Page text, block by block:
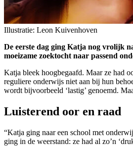
Illustratie: Leon Kuivenhoven
De eerste dag ging Katja nog vrolijk
moeizame zoektocht naar passend
Katja bleek hoogbegaafd. Maar ze had
reguliere onderwijs niet aan bij hun
wordt bijvoorbeeld ‘lastig’ genoemd.
Luisterend oor en raad
“Katja ging naar een school met
ging in de weerstand: ze had al zo’n